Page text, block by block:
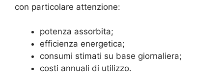
con particolare attenzione:
potenza assorbita;
efficienza energetica;
consumi stimati su base giornaliera;
costi annuali di utilizzo.